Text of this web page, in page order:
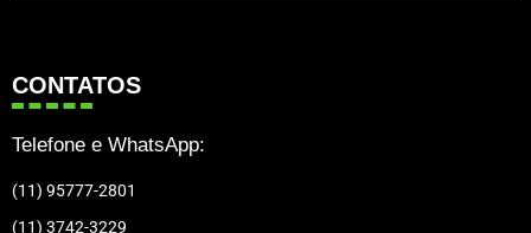
CONTATOS
Telefone e WhatsApp:
(11) 95777-2801
(11) 3742-3229